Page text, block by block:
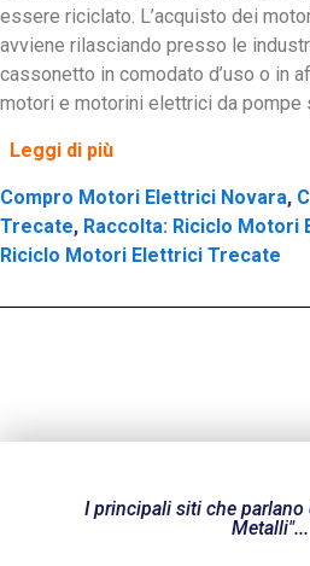
essere riciclato. L’acquisto dei
avviene rilasciando presso le
cassonetto in comodato d’uso o in
motori e motorini elettrici da pompe
Leggi di più
Compro Motori Elettrici Novara,
Trecate, Raccolta: Riciclo Motori
Riciclo Motori Elettrici Trecate
I principali siti che parlano
Metalli"...